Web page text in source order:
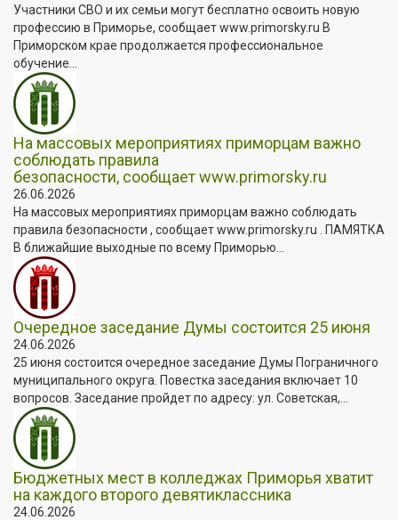
Участники СВО и их семьи могут бесплатно освоить новую
профессию в Приморье, сообщает www.primorsky.ru В
Приморском крае продолжается профессиональное
обучение...
На массовых мероприятиях приморцам важно
соблюдать правила
безопасности, сообщает www.primorsky.ru
26.06.2026
На массовых мероприятиях приморцам важно соблюдать
правила безопасности , сообщает www.primorsky.ru . ПАМЯТКА
В ближайшие выходные по всему Приморью...
Очередное заседание Думы состоится 25 июня
24.06.2026
25 июня состоится очередное заседание Думы Пограничного
муниципального округа. Повестка заседания включает 10
вопросов. Заседание пройдет по адресу: ул. Советская,...
Бюджетных мест в колледжах Приморья хватит
на каждого второго девятиклассника
24.06.2026